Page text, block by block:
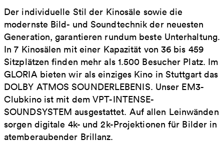
Der individuelle Stil der Kinosäle sowie die
modernste Bild- und Soundtechnik der neuesten
Generation, garantieren rundum beste Unterhaltung.
In 7 Kinosälen mit einer Kapazität von 36 bis 459
Sitzplätzen finden mehr als 1.500 Besucher Platz. Im
GLORIA bieten wir als einziges Kino in Stuttgart das
DOLBY ATMOS SOUNDERLEBENIS. Unser EM3-
Clubkino ist mit dem VPT-INTENSE-
SOUNDSYSTEM ausgestattet. Auf allen Leinwänden
sorgen digitale 4k- und 2k-Projektionen für Bilder in
atemberaubender Brillanz.